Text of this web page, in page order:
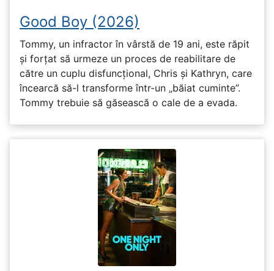
Good Boy (2026)
Tommy, un infractor în vârstă de 19 ani, este răpit
și forțat să urmeze un proces de reabilitare de
către un cuplu disfuncțional, Chris și Kathryn, care
încearcă să-l transforme într-un „băiat cuminte”.
Tommy trebuie să găsească o cale de a evada.